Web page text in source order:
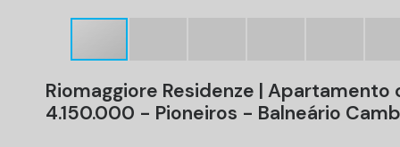
Riomaggiore Residenze |
4.150.000 - Pioneiros - Balneário